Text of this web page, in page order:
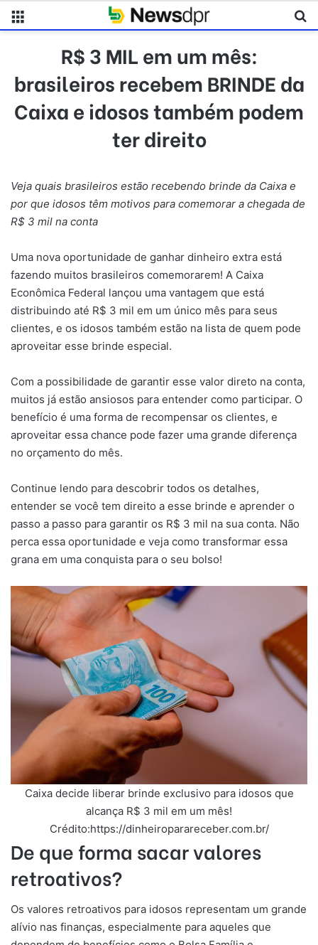
R$ 3 MIL em um mês:
brasileiros recebem BRINDE da
Caixa e idosos também podem
ter direito
Veja quais brasileiros estão recebendo brinde da Caixa e
por que idosos têm motivos para comemorar a chegada de
R$ 3 mil na conta
Uma nova oportunidade de ganhar dinheiro extra está
fazendo muitos brasileiros comemorarem! A Caixa
Econômica Federal lançou uma vantagem que está
distribuindo até R$ 3 mil em um único mês para seus
clientes, e os idosos também estão na lista de quem pode
aproveitar esse brinde especial.
Com a possibilidade de garantir esse valor direto na conta,
muitos já estão ansiosos para entender como participar. O
benefício é uma forma de recompensar os clientes, e
aproveitar essa chance pode fazer uma grande diferença
no orçamento do mês.
Continue lendo para descobrir todos os detalhes,
entender se você tem direito a esse brinde e aprender o
passo a passo para garantir os R$ 3 mil na sua conta. Não
perca essa oportunidade e veja como transformar essa
grana em uma conquista para o seu bolso!
Caixa decide liberar brinde exclusivo para idosos que
alcança R$ 3 mil em um mês!
Crédito:https://dinheiroparareceber.com.br/
De que forma sacar valores
retroativos?
Os valores retroativos para idosos representam um grande
alívio nas finanças, especialmente para aqueles que